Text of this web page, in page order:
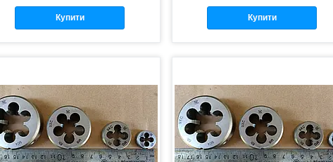
Купити Купити